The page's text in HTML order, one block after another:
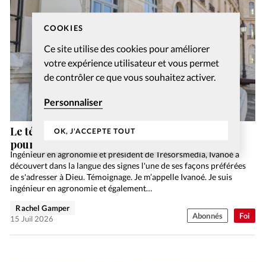
COOKIES
Ce site utilise des cookies pour améliorer
votre expérience utilisateur et vous permet
de contrôler ce que vous souhaitez activer.
Personnaliser
OK, J'ACCEPTE TOUT
Foi
Le témoignage d’Ivanoé: la langue des signes
pour louer Dieu
Ingénieur en agronomie et président de Trésorsmedia, Ivanoé a
découvert dans la langue des signes l'une de ses façons préférées
de s'adresser à Dieu. Témoignage. Je m’appelle Ivanoé. Je suis
ingénieur en agronomie et également…
Rachel Gamper
15 Juil 2026
Abonnés